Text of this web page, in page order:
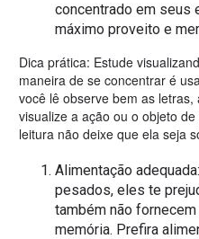
concentrado em seus
máximo proveito e
Dica prática: Estude
maneira de se concentrar é
você lê observe bem as
visualize a ação ou o objeto
leitura não deixe que ela seja
Alimentação
pesados, eles te
também não
memória. Prefira